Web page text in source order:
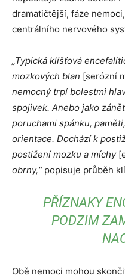
dramatičtější, fáze
centrálního nervového
„Typická klíšťová
mozkových blan [serózní
nemocný trpí bolestmi
spojivek. Anebo jako
poruchami spánku,
orientace. Dochází k
postižení mozku a míchy
obrny,“ popisuje průběh
PŘÍZNAKY
PODZIM
Obě nemoci mohou